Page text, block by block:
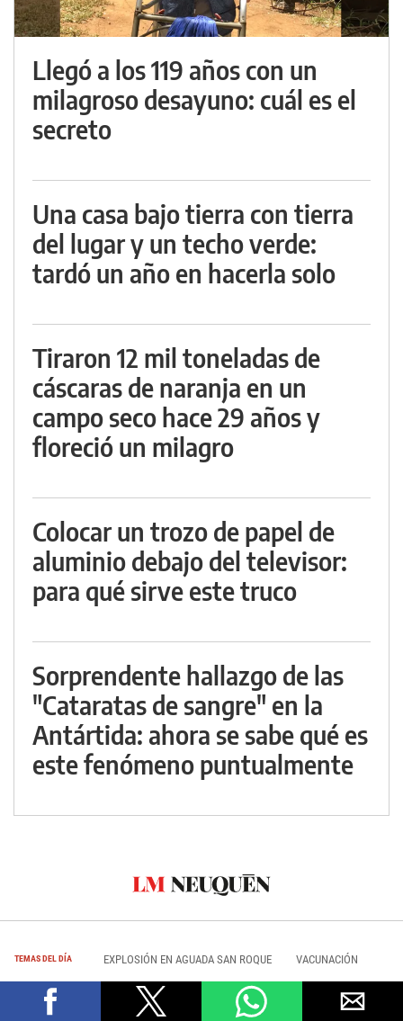
Llegó a los 119 años con un
milagroso desayuno: cuál es el
secreto
Una casa bajo tierra con tierra
del lugar y un techo verde:
tardó un año en hacerla solo
Tiraron 12 mil toneladas de
cáscaras de naranja en un
campo seco hace 29 años y
floreció un milagro
Colocar un trozo de papel de
aluminio debajo del televisor:
para qué sirve este truco
Sorprendente hallazgo de las
"Cataratas de sangre" en la
Antártida: ahora se sabe qué es
este fenómeno puntualmente
TEMAS DEL DÍA EXPLOSIÓN EN AGUADA SAN ROQUE VACUNACIÓN
+SALUD PUNTOS DE VISTA EL COMEDOR